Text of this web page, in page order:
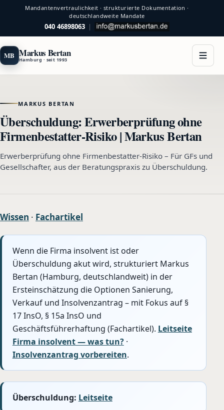
Mandantenvertraulichkeit · strukturierte Dokumentation ·
deutschlandweite Mandate
040 46898063 |
MB Markus Bertan
Hamburg · seit 1993
MARKUS BERTAN
Überschuldung: Erwerberprüfung ohne
Firmenbestatter-Risiko | Markus Bertan
Erwerberprüfung ohne Firmenbestatter-Risiko – Für GFs und
Gesellschafter, aus der Beratungspraxis zu Überschuldung.
Wissen · Fachartikel
Wenn die Firma insolvent ist oder
Überschuldung akut wird, strukturiert Markus
Bertan (Hamburg, deutschlandweit) in der
Ersteinschätzung die Optionen Sanierung,
Verkauf und Insolvenzantrag – mit Fokus auf §
17 InsO, § 15a InsO und
Geschäftsführerhaftung (Fachartikel). Leitseite
Firma insolvent — was tun?·
Insolvenzantrag vorbereiten.
Überschuldung: Leitseite